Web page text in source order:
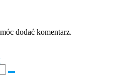
dodać komentarz.